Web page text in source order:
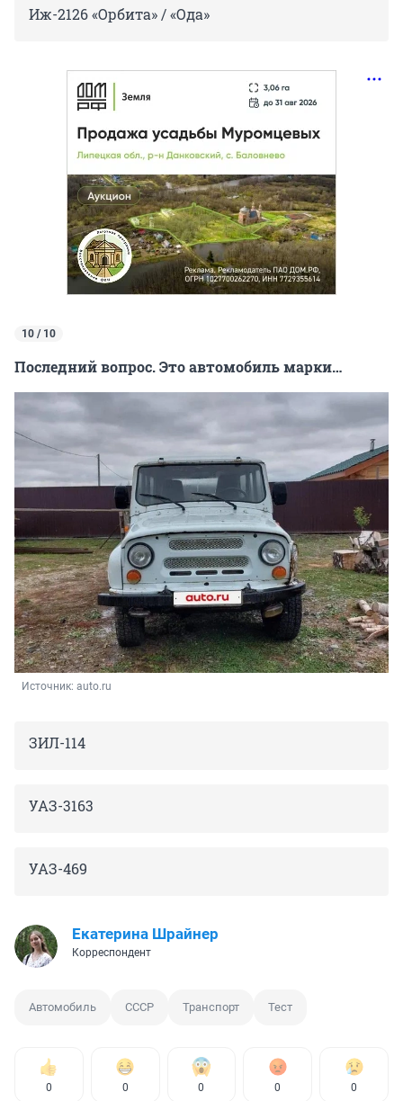
Иж-2126 «Орбита» / «Ода»
10 / 10
Последний вопрос. Это автомобиль марки…
Источник: auto.ru
ЗИЛ-114
УАЗ-3163
УАЗ-469
Екатерина Шрайнер
Корреспондент
Автомобиль СССР Транспорт Тест
0 0 0 0 0